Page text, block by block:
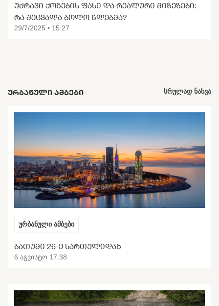
ᲣᲫᲠᲐᲕᲘ ᲥᲝᲜᲔᲑᲘᲡ ᲤᲐᲡᲘ ᲓᲐ ᲠᲔᲐᲚᲣᲠᲘ ᲛᲘᲖᲔᲖᲔᲑᲘ:
ᲠᲐ ᲨᲔᲪᲕᲐᲚᲐ ᲑᲝᲚᲝ ᲬᲚᲔᲑᲛᲐ?
29/7/2025 • 15:27
ᲣᲠᲑᲐᲜᲣᲚᲘ ᲐᲛᲑᲔᲑᲘ სრულად ნახვა
ურბანული ამბები
ᲑᲐᲗᲣᲛᲘ 26-Ე ᲡᲐᲠᲗᲣᲚᲘᲓᲐᲜ
6 აგვისტო 17:38